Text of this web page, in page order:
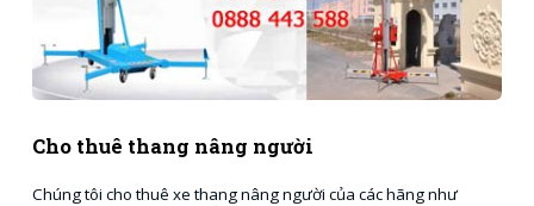
Cho thuê thang nâng người
Chúng tôi cho thuê xe thang nâng người của các hãng như